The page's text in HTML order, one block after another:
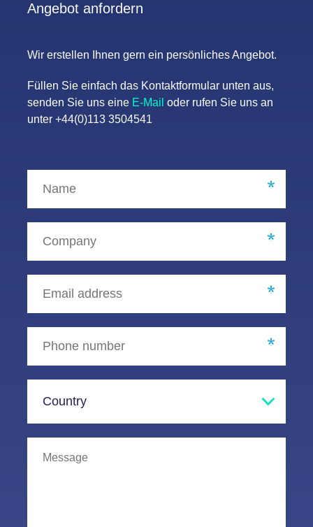
Angebot anfordern
Wir erstellen Ihnen gern ein persönliches Angebot.
Füllen Sie einfach das Kontaktformular unten aus,
senden Sie uns eine E-Mail oder rufen Sie uns an
unter +44(0)113 3504541